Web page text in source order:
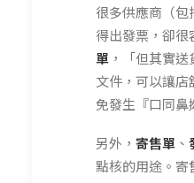
很多供應商（
得出發票，卻很
單 ，「但其實
文件，可以讓
免發生『口同鼻
另外， 寄售單 、
點核的用途。